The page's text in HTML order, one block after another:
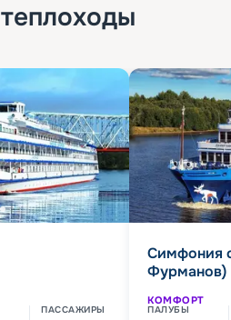
теплоходы
ПАССАЖИРЫ
Симфония
Фурманов)
КОМФОРТ
ПАЛУБЫ